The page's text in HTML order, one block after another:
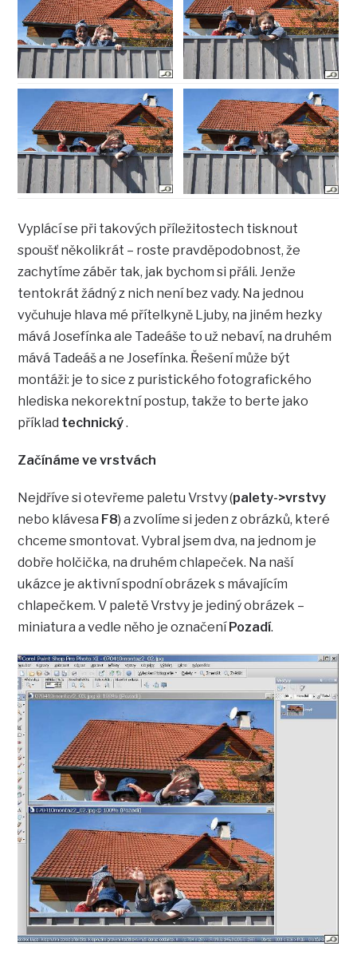
Vyplácí se při takových příležitostech tisknout
spoušť několikrát – roste pravděpodobnost, že
zachytíme záběr tak, jak bychom si přáli. Jenže
tentokrát žádný z nich není bez vady. Na jednou
vyčuhuje hlava mé přítelkyně Ljuby, na jiném hezky
mává Josefínka ale Tadeáše to už nebaví, na druhém
mává Tadeáš a ne Josefínka. Řešení může být
montáži: je to sice z puristického fotografického
hlediska nekorektní postup, takže to berte jako
příklad technický.
Začínáme ve vrstvách
Nejdříve si otevřeme paletu Vrstvy (palety->vrstvy
nebo klávesa F8) a zvolíme si jeden z obrázků, které
chceme smontovat. Vybral jsem dva, na jednom je
dobře holčička, na druhém chlapeček. Na naší
ukázce je aktivní spodní obrázek s mávajícím
chlapečkem. V paletě Vrstvy je jediný obrázek –
miniatura a vedle něho je označení Pozadí.